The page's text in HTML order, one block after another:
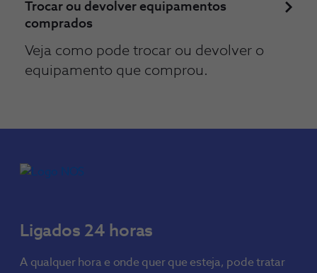
Trocar ou devolver equipamentos
comprados
Veja como pode trocar ou devolver o
equipamento que comprou.
Ligados 24 horas
A qualquer hora e onde quer que esteja, pode tratar